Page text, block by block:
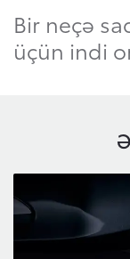
Bir neçə
üçün indi